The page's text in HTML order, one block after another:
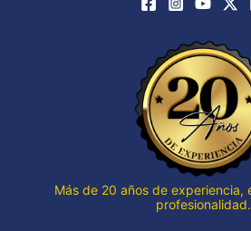
Más de 20 años de experiencia,
profesionalidad.